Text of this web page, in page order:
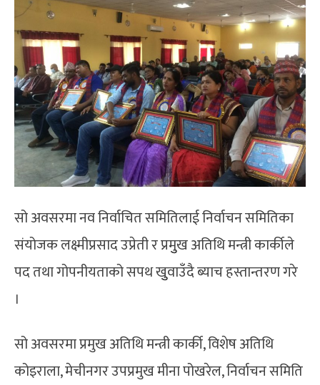
सो अवसरमा नव निर्वाचित समितिलाई निर्वाचन समितिका
संयोजक लक्ष्मीप्रसाद उप्रेती र प्रमुुख अतिथि मन्त्री कार्कीले
पद तथा गोपनीयताको सपथ खुुवाउँदै ब्याच हस्तान्तरण गरे
।
सो अवसरमा प्रमुख अतिथि मन्त्री कार्की, विशेष अतिथि
कोइराला, मेचीनगर उपप्रमुख मीना पोखरेल, निर्वाचन समिति